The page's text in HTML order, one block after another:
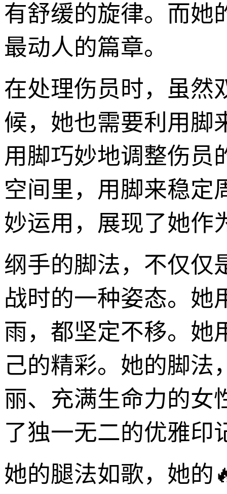
有舒缓的旋律。而她
最动人的篇章。
在处理伤员时，虽然
候，她也需要利用脚
用脚巧妙地调整伤员
空间里，用脚来稳定
妙运用，展现了她作
纲手的脚法，不仅仅
战时的一种姿态。她
雨，都坚定不移。她
己的精彩。她的脚法
丽、充满生命力的女
了独一无二的优雅印
她的腿法如歌，她的